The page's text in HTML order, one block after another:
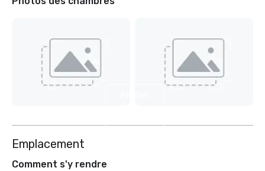
Emplacement
Comment s'y rendre